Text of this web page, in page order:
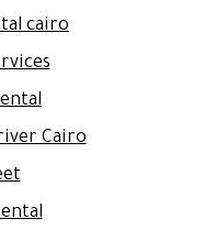
cairo
Cairo